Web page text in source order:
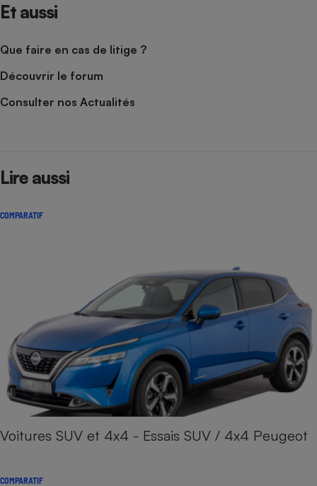
Et aussi
Que faire en cas de litige ?
Découvrir le forum
Consulter nos Actualités
Lire aussi
COMPARATIF
Voitures SUV et 4x4 - Essais SUV / 4x4 Peugeot
COMPARATIF